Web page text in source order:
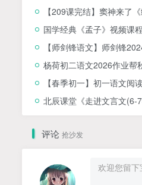
【209课完结】窦神来了
国学经典《孟子》视频课
【师剑锋语文】师剑锋
杨荷初二语文2026作业帮
【春季初一】初一语文阅
北辰课堂《走进文言文(6-
评论 抢沙发